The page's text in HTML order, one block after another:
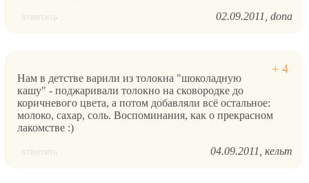
ответить 02.09.2011 dona
Нам в детстве варили из толокна "шоколадную
кашу" - поджаривали толокно на сковородке до
коричневого цвета, а потом добавляли всё остальное:
молоко, сахар, соль. Воспоминания, как о прекрасном
лакомстве :)
ответить 04.09.2011 кельт